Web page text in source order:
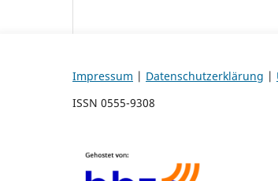
Impressum | Datenschutzerklärung |
ISSN 0555-9308